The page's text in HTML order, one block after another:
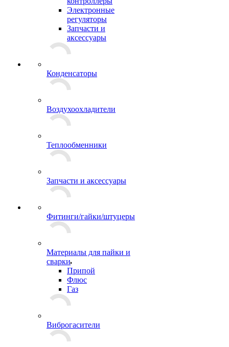
Электронные
регуляторы
Запчасти и
аксессуары
Конденсаторы
Воздухоохладители
Теплообменники
Запчасти и аксессуары
Фитинги/гайки/штуцеры
Материалы для пайки и
сварки
Припой
Флюс
Газ
Виброгасители